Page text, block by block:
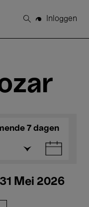
Zoeken
Inloggen
7 dagen
Mei 2026